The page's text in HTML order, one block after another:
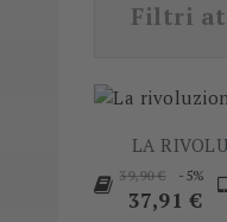
Filtri
LA
Prezzo
base
39,90 € -5%
37,91 €